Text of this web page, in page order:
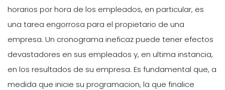
horarios por hora de los empleados, en particular, es
una tarea engorrosa para el propietario de una
empresa. Un cronograma ineficaz puede tener efectos
devastadores en sus empleados y, en ultima instancia,
en los resultados de su empresa. Es fundamental que, a
medida que inicie su programacion, la que finalice